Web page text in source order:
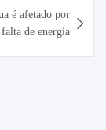
é afetado por
falta de energia